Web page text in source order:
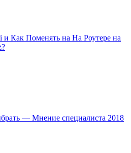
Как Поменять на На Роутере на
— Мнение специалиста 2018